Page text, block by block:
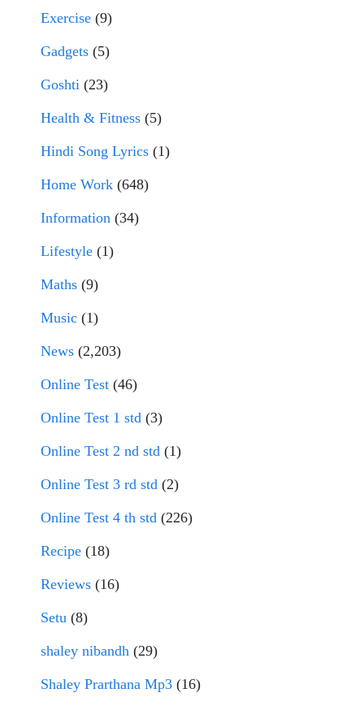
Exercise (9)
Gadgets (5)
Goshti (23)
Health & Fitness (5)
Hindi Song Lyrics (1)
Home Work (648)
Information (34)
Lifestyle (1)
Maths (9)
Music (1)
News (2,203)
Online Test (46)
Online Test 1 std (3)
Online Test 2 nd std (1)
Online Test 3 rd std (2)
Online Test 4 th std (226)
Recipe (18)
Reviews (16)
Setu (8)
shaley nibandh (29)
Shaley Prarthana Mp3 (16)